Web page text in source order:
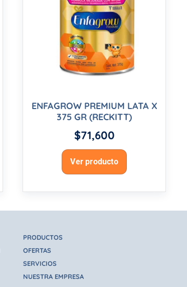
ENFAGROW PREMIUM LATA X
375 GR (RECKITT)
$71,600
Ver producto
PRODUCTOS
OFERTAS
SERVICIOS
NUESTRA EMPRESA